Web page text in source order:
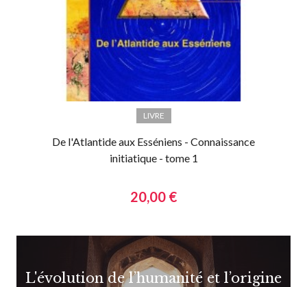
LIVRE
De l'Atlantide aux Esséniens - Connaissance
initiatique - tome 1
20,00 €
L'évolution de l’humanité et l’origine